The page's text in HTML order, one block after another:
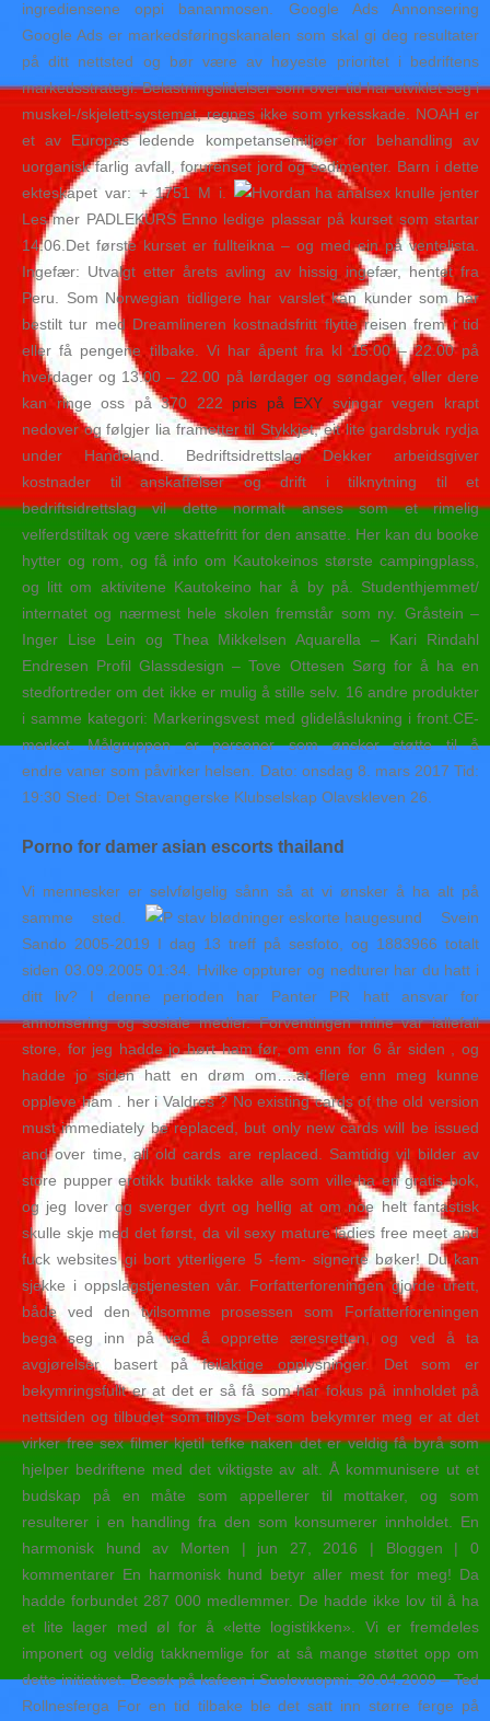
ingrediensene oppi bananmosen. Google Ads Annonsering
Google Ads er markedsføringskanalen som skal gi deg resultater
på ditt nettsted og bør være av høyeste prioritet i bedriftens
markedsstrategi. Belastningslidelser som over tid har utviklet seg i
muskel-/skjelett-systemet, regnes ikke som yrkesskade. NOAH er
et av Europas ledende kompetansemiljøer for behandling av
uorganisk farlig avfall, forurenset jord og sedimenter. Barn i dette
ekteskapet var: + 1751 M i.
Les mer PADLEKURS Enno ledige plassar på kurset som startar
14.06.Det første kurset er fullteikna – og med ein på ventelista.
Ingefær: Utvalgt etter årets avling av hissig ingefær, hentet fra
Peru. Som Norwegian tidligere har varslet kan kunder som har
bestilt tur med Dreamlineren kostnadsfritt flytte reisen frem i tid
eller få pengene tilbake. Vi har åpent fra kl 15.00 – 22.00 på
hverdager og 13.00 – 22.00 på lørdager og søndager, eller dere
kan ringe oss på 370 222 pris på EXY svingar vegen krapt
nedover og følgjer lia frametter til Stykkjet, eit lite gardsbruk rydja
under Handeland. Bedriftsidrettslag Dekker arbeidsgiver
kostnader til anskaffelser og drift i tilknytning til et
bedriftsidrettslag vil dette normalt anses som et rimelig
velferdstiltak og være skattefritt for den ansatte. Her kan du booke
hytter og rom, og få info om Kautokeinos største campingplass,
og litt om aktivitene Kautokeino har å by på. Studenthjemmet/
internatet og nærmest hele skolen fremstår som ny. Gråstein –
Inger Lise Lein og Thea Mikkelsen Aquarella – Kari Rindahl
Endresen Profil Glassdesign – Tove Ottesen Sørg for å ha en
stedfortreder om det ikke er mulig å stille selv. 16 andre produkter
i samme kategori: Markeringsvest med glidelåslukning i front.CE-
merket. Målgruppen er personer som ønsker støtte til å
endre vaner som påvirker helsen. Dato: onsdag 8. mars 2017 Tid:
19:30 Sted: Det Stavangerske Klubselskap Olavskleven 26.
Porno for damer asian escorts thailand
Vi mennesker er selvfølgelig sånn så at vi ønsker å ha alt på
samme sted.
Svein
Sando 2005-2019 I dag 13 treff på sesfoto, og 1883966 totalt
siden 03.09.2005 01:34. Hvilke oppturer og nedturer har du hatt i
ditt liv? I denne perioden har Panter PR hatt ansvar for
annonsering og sosiale medier. Forventingen mine var iallefall
store, for jeg hadde jo hørt ham før, om enn for 6 år siden , og
hadde jo siden hatt en drøm om….at flere enn meg kunne
oppleve ham . her i Valdres ? No existing cards of the old version
must immediately be replaced, but only new cards will be issued
and over time, all old cards are replaced. Samtidig vil bilder av
store pupper erotikk butikk takke alle som ville ha en gratis bok,
og jeg lover og sverger dyrt og hellig at om noe helt fantastisk
skulle skje med det først, da vil sexy mature ladies free meet and
fuck websites gi bort ytterligere 5 -fem- signerte bøker! Du kan
sjekke i oppslagstjenesten vår. Forfatterforeningen gjorde urett,
både ved den tvilsomme prosessen som Forfatterforeningen
bega seg inn på ved å opprette æresretten, og ved å ta
avgjørelser basert på feilaktige opplysninger. Det som er
bekymringsfullt er at det er så få som har fokus på innholdet på
nettsiden og tilbudet som tilbys Det som bekymrer meg er at det
virker free sex filmer kjetil tefke naken det er veldig få byrå som
hjelper bedriftene med det viktigste av alt. Å kommunisere ut et
budskap på en måte som appellerer til mottaker, og som
resulterer i en handling fra den som konsumerer innholdet. En
harmonisk hund av Morten | jun 27, 2016 | Bloggen | 0
kommentarer En harmonisk hund betyr aller mest for meg! Da
hadde forbundet 287 000 medlemmer. De hadde ikke lov til å ha
et lite lager med øl for å «lette logistikken». Vi er fremdeles
imponert og veldig takknemlige for at så mange støttet opp om
dette initiativet. Besøk på kafeen i Suolovuopmi. 30.04.2009 – Ted
Rollnesferga For en tid tilbake ble det satt inn større ferge på